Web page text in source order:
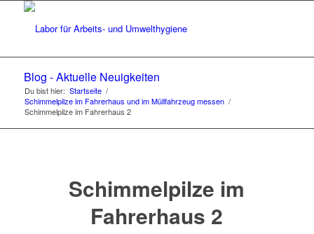
Blog - Aktuelle Neuigkeiten
Du bist hier: Startseite /
Schimmelpilze im Fahrerhaus und im Müllfahrzeug messen /
Schimmelpilze im Fahrerhaus 2
Schimmelpilze im
Fahrerhaus 2